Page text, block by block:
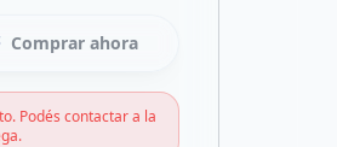
Comprar ahora
Podés contactar a la